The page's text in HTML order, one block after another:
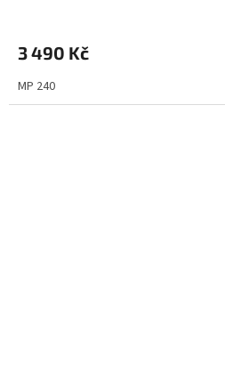
3 490 Kč
MP 240